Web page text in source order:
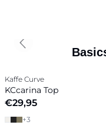
Neuheiten
Kaffe Curve
KCcarina Top
€29,95
+3
Previous slide